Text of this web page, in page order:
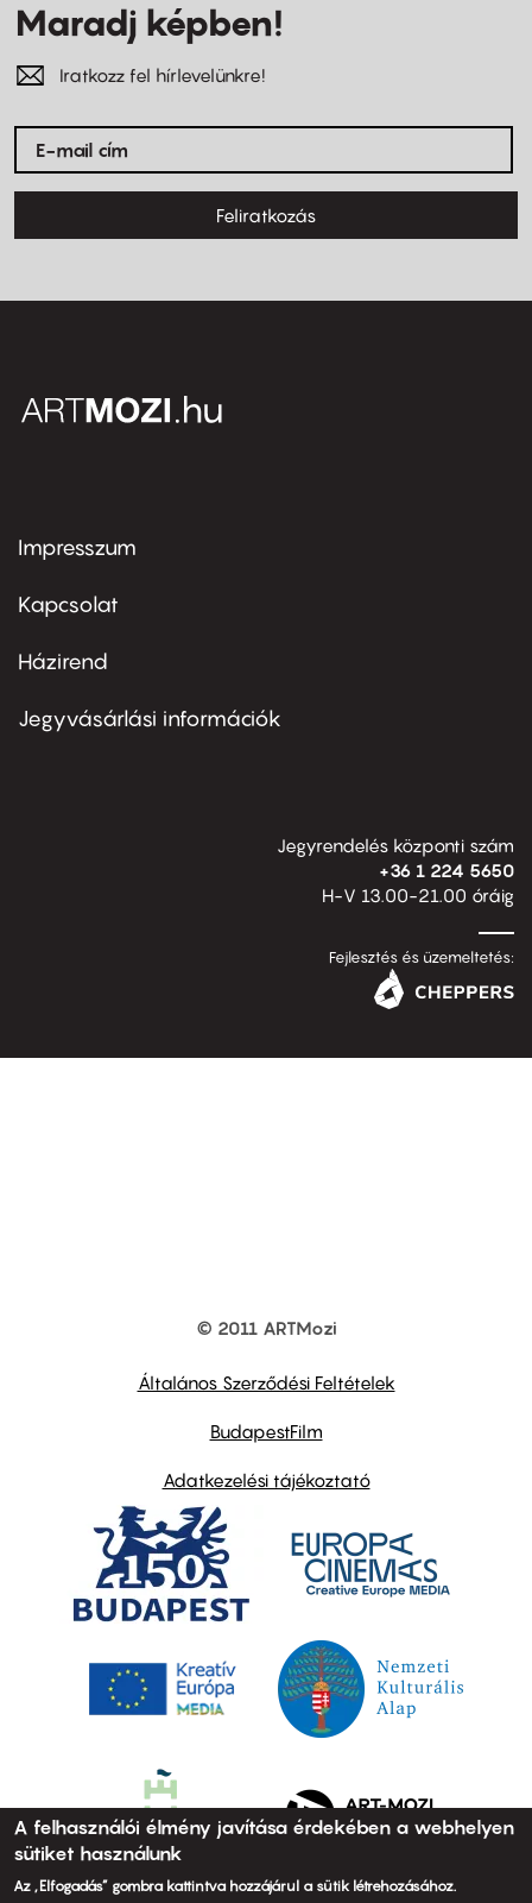
Maradj képben!
Iratkozz fel hírlevelünkre!
Feliratkozás
Footer
first
Impresszum
Kapcsolat
Footer
second
Házirend
Jegyvásárlási információk
Jegyrendelés központi szám
+36 1 224 5650
H-V 13.00-21.00 óráig
Fejlesztés és üzemeltetés:
© 2011 ARTMozi
Általános Szerződési Feltételek
BudapestFilm
Adatkezelési tájékoztató
A felhasználói élmény javítása érdekében a webhelyen
sütiket használunk
Az „Elfogadás” gombra kattintva hozzájárul a sütik létrehozásához.